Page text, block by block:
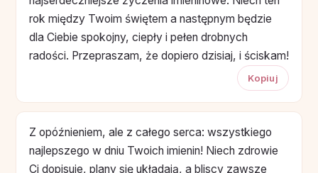
rok między Twoim świętem a następnym będzie
dla Ciebie spokojny, ciepły i pełen drobnych
radości. Przepraszam, że dopiero dzisiaj, i ściskam!
Kopiuj
Z opóźnieniem, ale z całego serca: wszystkiego
najlepszego w dniu Twoich imienin! Niech zdrowie
Ci dopisuje, plany się układają, a bliscy zawsze